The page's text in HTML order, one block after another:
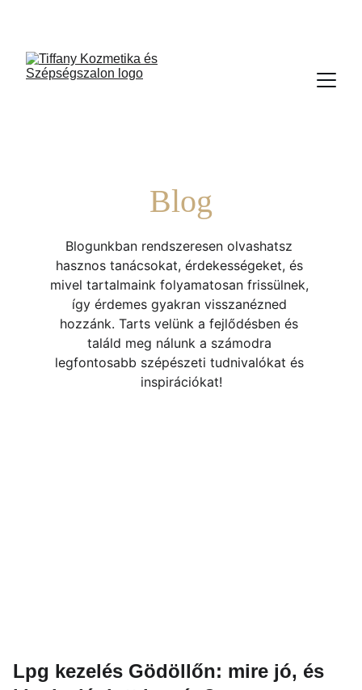
Blog
Blogunkban rendszeresen olvashatsz
hasznos tanácsokat, érdekességeket, és
mivel tartalmaink folyamatosan frissülnek,
így érdemes gyakran visszanézned
hozzánk. Tarts velünk a fejlődésben és
találd meg nálunk a számodra
legfontosabb szépészeti tudnivalókat és
inspirációkat!
Lpg kezelés Gödöllőn: mire jó, és